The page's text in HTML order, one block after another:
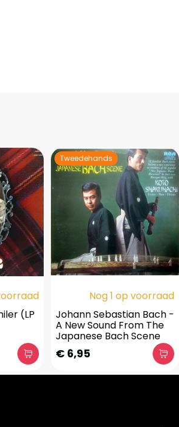
(LP
Tweedehands
Nog 1 op voorraad
Johann Sebastian Bach -
A New Sound From The
Japanese Bach Scene
€ 6,95